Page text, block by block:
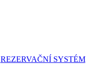
REZERVAČNÍ SYSTÉM